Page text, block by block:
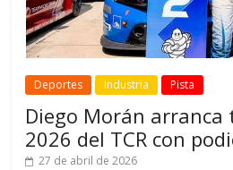
Deportes Industria Pista
Diego Morán arranca
2026 del TCR con
27 de abril de 2026